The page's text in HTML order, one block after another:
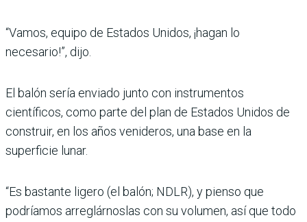
“Vamos, equipo de Estados Unidos, ¡hagan lo
necesario!”, dijo.
El balón sería enviado junto con instrumentos
científicos, como parte del plan de Estados Unidos de
construir, en los años venideros, una base en la
superficie lunar.
“Es bastante ligero (el balón; NDLR), y pienso que
podríamos arreglárnoslas con su volumen, así que todo